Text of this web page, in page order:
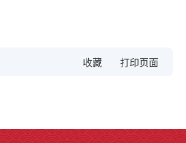
收藏